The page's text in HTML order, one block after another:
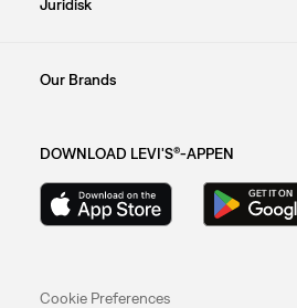
Juridisk
Our Brands
DOWNLOAD LEVI'S®-APPEN
Cookie Preferences